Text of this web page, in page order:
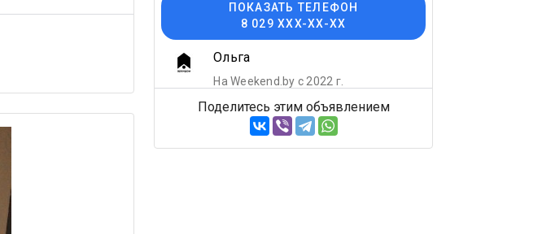
ПОКАЗАТЬ ТЕЛЕФОН
8 029 XXX-XX-XX
Ольга
На Weekend.by с 2022 г.
Поделитесь этим объявлением